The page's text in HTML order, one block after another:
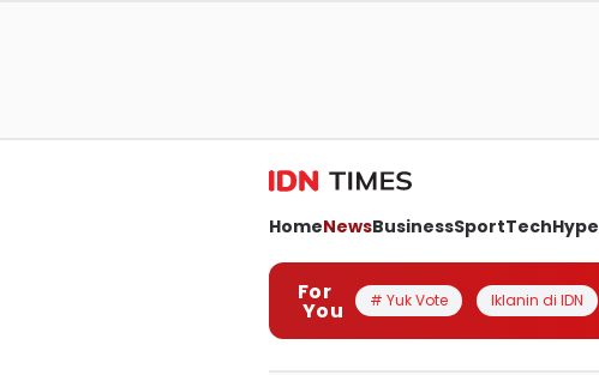
HomeNewsBusinessSportTechHype
For
You # Yuk Vote Iklanin di IDN